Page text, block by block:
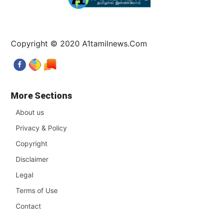
Copyright © 2020 A1tamilnews.Com
More Sections
About us
Privacy & Policy
Copyright
Disclaimer
Legal
Terms of Use
Contact